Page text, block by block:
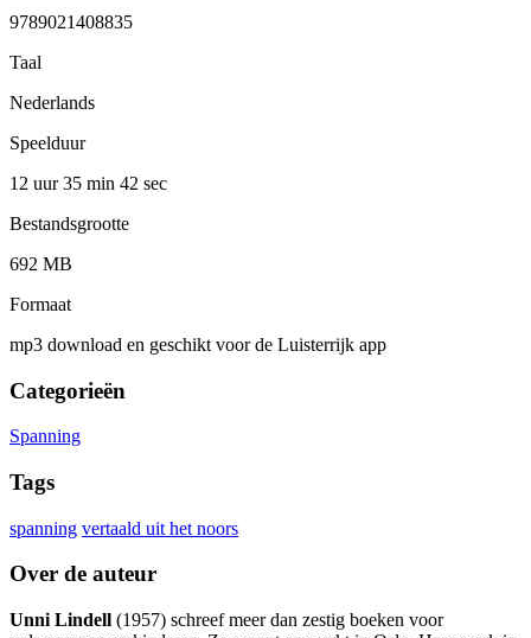
9789021408835
Taal
Nederlands
Speelduur
12 uur 35 min 42 sec
Bestandsgrootte
692 MB
Formaat
mp3 download en geschikt voor de Luisterrijk app
Categorieën
Spanning
Tags
spanning vertaald uit het noors
Over de auteur
Unni Lindell (1957) schreef meer dan zestig boeken voor